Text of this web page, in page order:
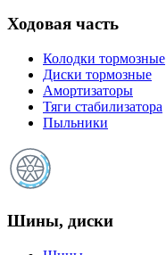
Ходовая часть
Колодки тормозные
Диски тормозные
Амортизаторы
Тяги стабилизатора
Пыльники
Шины, диски